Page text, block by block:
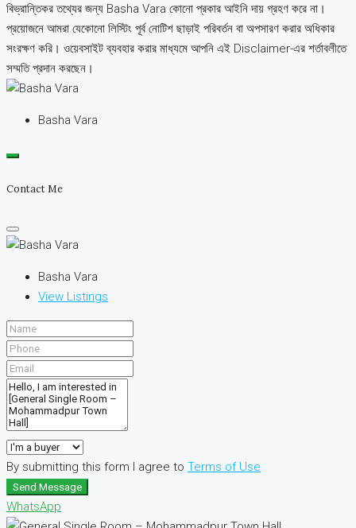
বিভ্রান্তিকর তথ্যের জন্য Basha Vara কোনো প্রকার আইনি দায় গ্রহণ করে না।
প্রয়োজনে আমরা যেকোনো লিস্টিং পূর্ব নোটিশ ছাড়াই পরিবর্তন বা অপসারণ করার অধিকার
সংরক্ষণ করি। ওয়েবসাইট ব্যবহার করার মাধ্যমে আপনি এই Disclaimer-এর শর্তাবলীতে
সম্মতি প্রদান করছেন।
Basha Vara
Contact Me
Basha Vara
View Listings
By submitting this form I agree to Terms of Use
Send Message
WhatsApp